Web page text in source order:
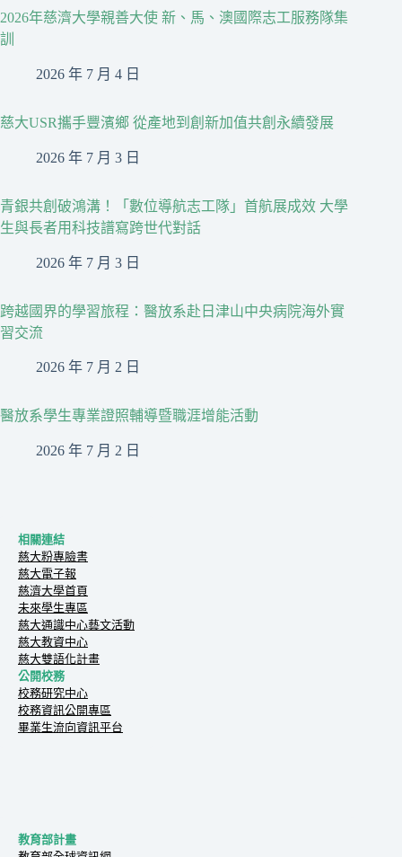
2026年慈濟大學親善大使 新、馬、澳國際志工服務隊集
訓
2026 年 7 月 4 日
慈大USR攜手豐濱鄉 從產地到創新加值共創永續發展
2026 年 7 月 3 日
青銀共創破鴻溝！「數位導航志工隊」首航展成效 大學
生與長者用科技譜寫跨世代對話
2026 年 7 月 3 日
跨越國界的學習旅程：醫放系赴日津山中央病院海外實
習交流
2026 年 7 月 2 日
醫放系學生專業證照輔導暨職涯增能活動
2026 年 7 月 2 日
相關連結
慈大粉專臉書
慈大電子報
慈濟大學首頁
未來學生專區
慈大通識中心藝文活動
慈大教資中心
慈大雙語化計畫
公開校務
校務研究中心
校務資訊公開專區
畢業生流向資訊平台
教育部計畫